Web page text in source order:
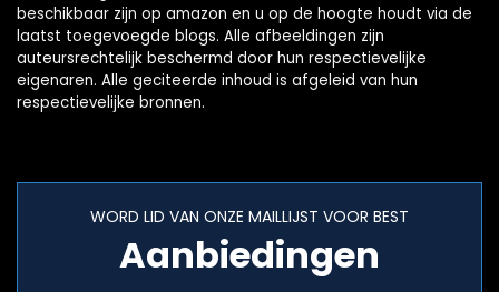
beschikbaar zijn op amazon en u op de hoogte houdt via de
laatst toegevoegde blogs. Alle afbeeldingen zijn
auteursrechtelijk beschermd door hun respectievelijke
eigenaren. Alle geciteerde inhoud is afgeleid van hun
respectievelijke bronnen.
WORD LID VAN ONZE MAILLIJST VOOR BEST
Aanbiedingen